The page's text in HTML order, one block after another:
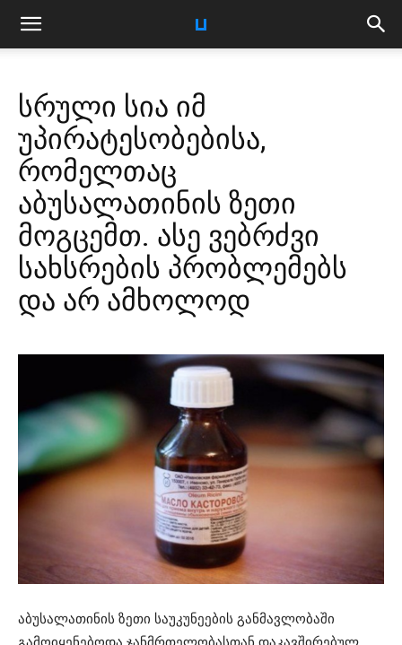
სრული სია იმ
უპირატესობებისა,
რომელთაც
აბუსალათინის ზეთი
მოგცემთ. ასე ვებრძვი
სახსრების პრობლემებს
და არ ამხოლოდ
აბუსალათინის ზეთი საუკუნეების განმავლობაში